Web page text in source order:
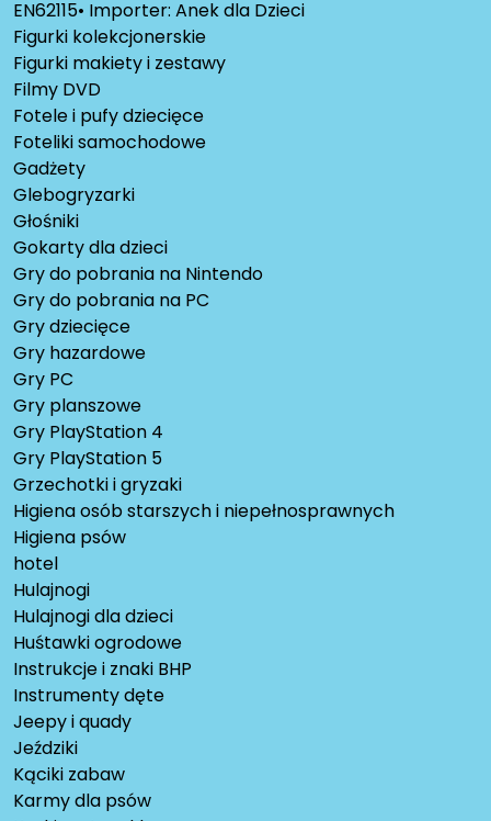
EN62115• Importer: Anek dla Dzieci
Figurki kolekcjonerskie
Figurki makiety i zestawy
Filmy DVD
Fotele i pufy dziecięce
Foteliki samochodowe
Gadżety
Glebogryzarki
Głośniki
Gokarty dla dzieci
Gry do pobrania na Nintendo
Gry do pobrania na PC
Gry dziecięce
Gry hazardowe
Gry PC
Gry planszowe
Gry PlayStation 4
Gry PlayStation 5
Grzechotki i gryzaki
Higiena osób starszych i niepełnosprawnych
Higiena psów
hotel
Hulajnogi
Hulajnogi dla dzieci
Huśtawki ogrodowe
Instrukcje i znaki BHP
Instrumenty dęte
Jeepy i quady
Jeździki
Kąciki zabaw
Karmy dla psów